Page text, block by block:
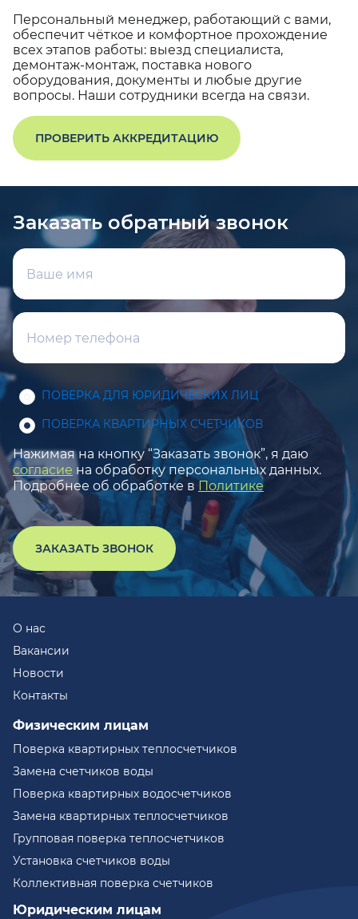
Персональный менеджер, работающий с вами,
обеспечит чёткое и комфортное прохождение
всех этапов работы: выезд специалиста,
демонтаж-монтаж, поставка нового
оборудования, документы и любые другие
вопросы. Наши сотрудники всегда на связи.
ПРОВЕРИТЬ АККРЕДИТАЦИЮ
Заказать обратный звонок
ПОВЕРКА ДЛЯ ЮРИДИЧЕСКИХ ЛИЦ
ПОВЕРКА КВАРТИРНЫХ СЧЕТЧИКОВ
Нажимая на кнопку “Заказать звонок”, я даю
согласие на обработку персональных данных.
Подробнее об обработке в Политике
ЗАКАЗАТЬ ЗВОНОК
О нас
Вакансии
Новости
Контакты
Физическим лицам
Поверка квартирных теплосчетчиков
Замена счетчиков воды
Поверка квартирных водосчетчиков
Замена квартирных теплосчетчиков
Групповая поверка теплосчетчиков
Установка счетчиков воды
Коллективная поверка счетчиков
Юридическим лицам